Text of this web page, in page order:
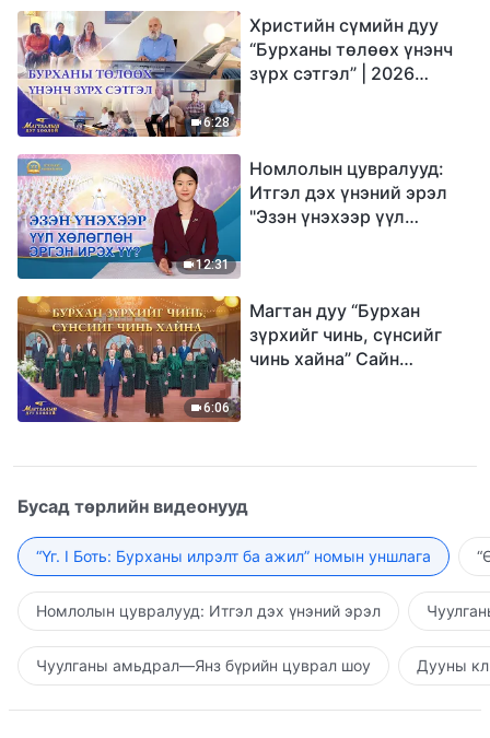
6:28
Христийн сүмийн дуу
“Бурханы төлөөх үнэнч
зүрх сэтгэл” | 2026
12:31
Номлолын цувралууд:
Итгэл дэх үнэний эрэл
"Эзэн үнэхээр үүл
6:06
Магтан дуу “Бурхан
зүрхийг чинь, сүнсийг
чинь хайна” Сайн
Бусад төрлийн видеонууд
“Үг. I Боть: Бурханы илрэлт ба ажил” номын уншлага
Номлолын цувралууд: Итгэл дэх үнэний эрэл
Чуулганы амьдрал—Янз бүрийн цуврал шоу Дууны